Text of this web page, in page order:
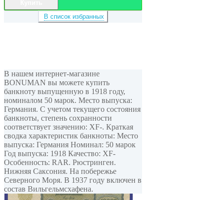
В список избранных
В нашем интернет-магазине
BONUMAN вы можете купить
банкноту выпущенную в 1918 году,
номиналом 50 марок. Место выпуска:
Германия. С учетом текущего состояния
банкноты, степень сохранности
соответствует значению: XF-. Краткая
сводка характеристик банкноты: Место
выпуска: Германия Номинал: 50 марок
Год выпуска: 1918 Качество: XF-
Особенность: RAR. Рюстринген.
Нижняя Саксония. На побережье
Северного Моря. В 1937 году включен в
состав Вильгельмсхафена.